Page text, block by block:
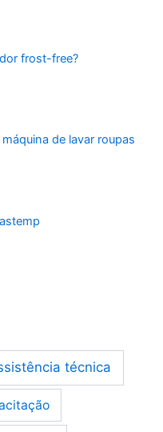
frost-free?
de lavar roupas
técnica